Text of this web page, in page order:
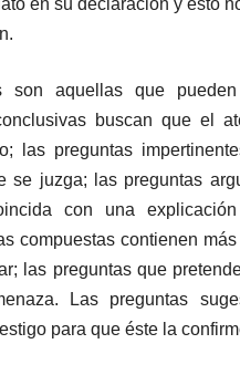
en su declaración y esto
son aquellas que
buscan que el
las preguntas
se juzga; las preguntas
con una
compuestas contienen
las preguntas que
Las preguntas
para que éste la